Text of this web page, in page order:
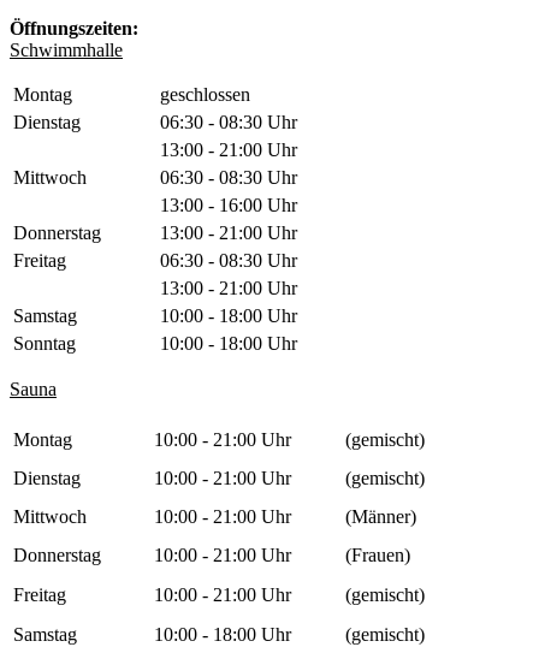
Öffnungszeiten:
Schwimmhalle
Montag
geschlossen
Dienstag
06:30 - 08:30 Uhr
13:00 - 21:00 Uhr
Mittwoch
06:30 - 08:30 Uhr
13:00 - 16:00 Uhr
Donnerstag
13:00 - 21:00 Uhr
Freitag
06:30 - 08:30 Uhr
13:00 - 21:00 Uhr
Samstag
10:00 - 18:00 Uhr
Sonntag
10:00 - 18:00 Uhr
Sauna
Montag 10:00 - 21:00 Uhr
(gemischt)
Dienstag
10:00 - 21:00 Uhr
(gemischt)
Mittwoch
10:00 - 21:00 Uhr
(Männer)
Donnerstag
10:00 - 21:00 Uhr
(Frauen)
Freitag
10:00 - 21:00 Uhr
(gemischt)
Samstag
10:00 - 18:00 Uhr
(gemischt)